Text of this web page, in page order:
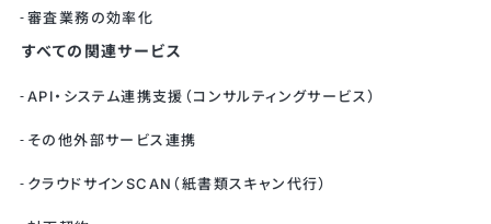
審査業務の効率化
すべての関連サービス
API・システム連携支援（コンサルティングサービス）
その他外部サービス連携
クラウドサインSCAN（紙書類スキャン代行）